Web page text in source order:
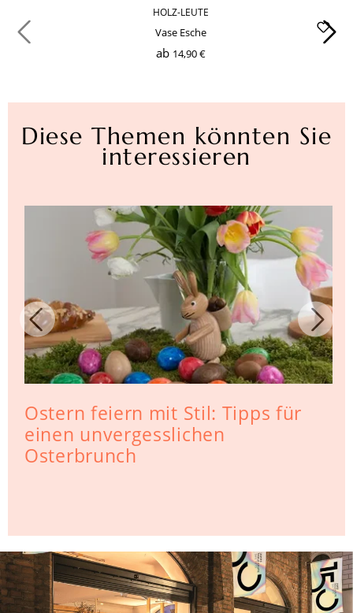
HOLZ-LEUTE
Vase Esche
ab 14,90 €
Diese Themen könnten Sie
interessieren
Ostern feiern mit Stil: Tipps für
einen unvergesslichen
Osterbrunch